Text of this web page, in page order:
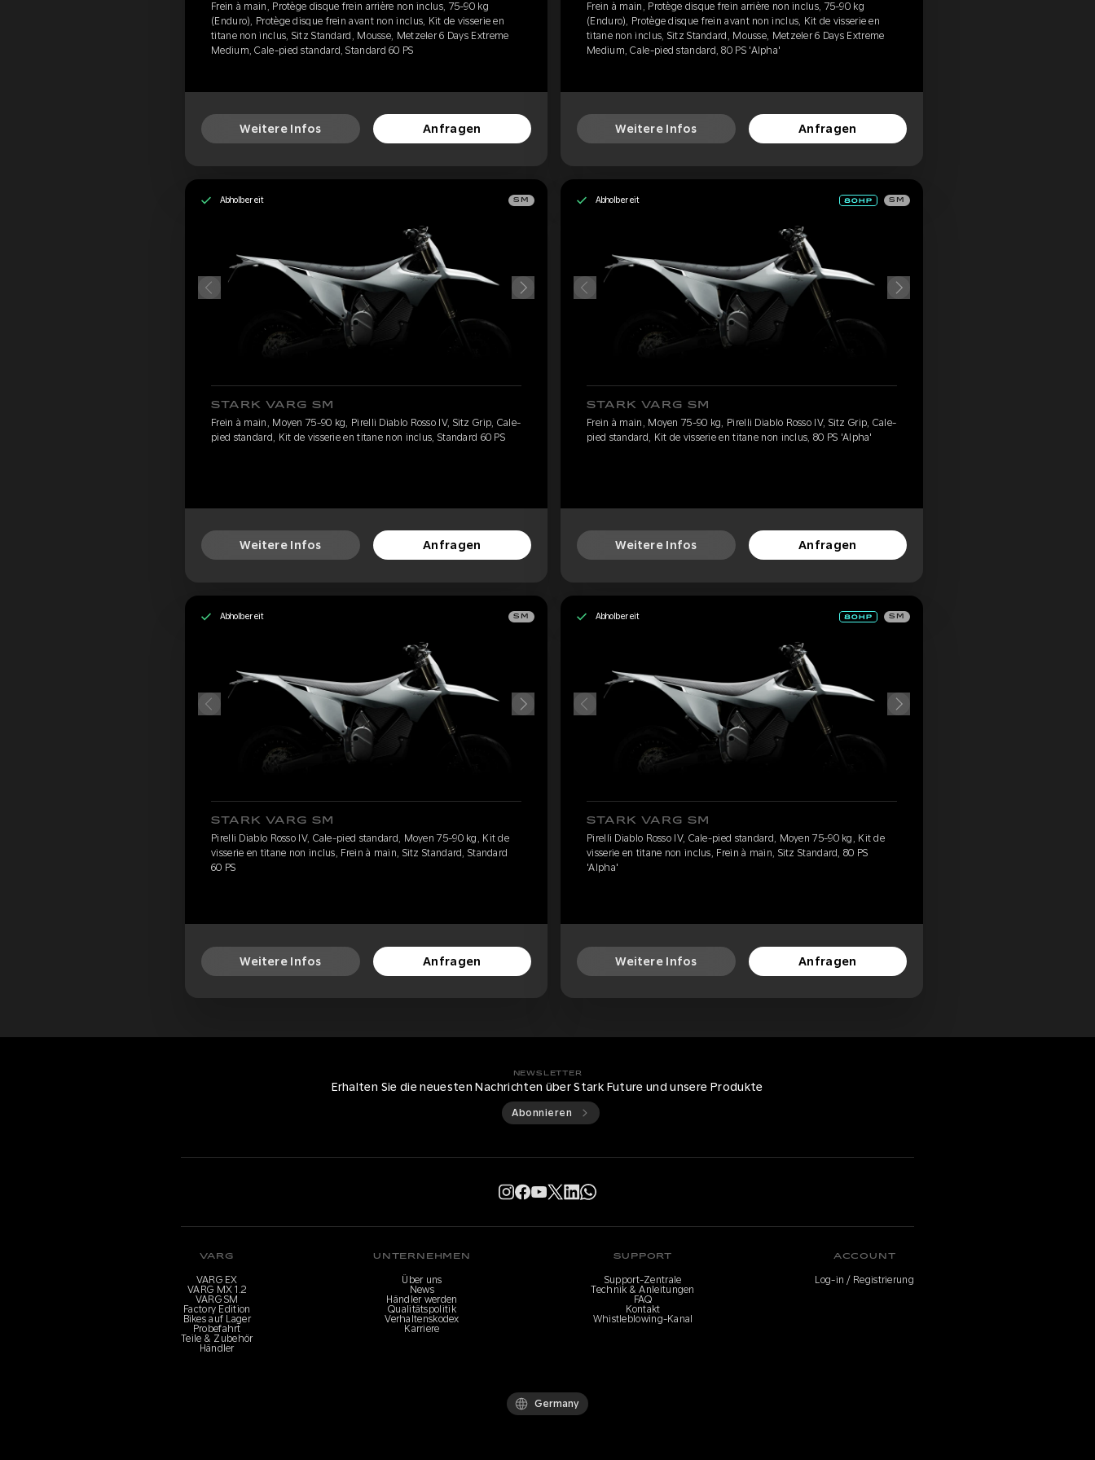
Frein à main, Protège disque frein arrière non inclus, 75-90 kg
(Enduro), Protège disque frein avant non inclus, Kit de visserie en
titane non inclus, Sitz Standard, Mousse, Metzeler 6 Days Extreme
Medium, Cale-pied standard, Standard 60 PS
Weitere Infos Anfragen
Frein à main, Protège disque frein arrière non inclus, 75-90 kg
(Enduro), Protège disque frein avant non inclus, Kit de visserie en
titane non inclus, Sitz Standard, Mousse, Metzeler 6 Days Extreme
Medium, Cale-pied standard, 80 PS 'Alpha'
Weitere Infos Anfragen
Abholbereit SM
STARK VARG SM
Frein à main, Moyen 75-90 kg, Pirelli Diablo Rosso IV, Sitz Grip, Cale-
pied standard, Kit de visserie en titane non inclus, Standard 60 PS
Weitere Infos Anfragen
Abholbereit SM
STARK VARG SM
Frein à main, Moyen 75-90 kg, Pirelli Diablo Rosso IV, Sitz Grip, Cale-
pied standard, Kit de visserie en titane non inclus, 80 PS 'Alpha'
Weitere Infos Anfragen
Abholbereit SM
STARK VARG SM
Pirelli Diablo Rosso IV, Cale-pied standard, Moyen 75-90 kg, Kit de
visserie en titane non inclus, Frein à main, Sitz Standard, Standard
60 PS
Weitere Infos Anfragen
Abholbereit SM
STARK VARG SM
Pirelli Diablo Rosso IV, Cale-pied standard, Moyen 75-90 kg, Kit de
visserie en titane non inclus, Frein à main, Sitz Standard, 80 PS
'Alpha'
Weitere Infos Anfragen
NEWSLETTER
Erhalten Sie die neuesten Nachrichten über Stark Future und unsere Produkte
Abonnieren
VARG
VARG EX
VARG MX 1.2
VARG SM
Factory Edition
Bikes auf Lager
Probefahrt
Teile & Zubehör
Händler
UNTERNEHMEN
Über uns
News
Händler werden
Qualitätspolitik
Verhaltenskodex
Karriere
SUPPORT
Support-Zentrale
Technik & Anleitungen
FAQ
Kontakt
Whistleblowing-Kanal
ACCOUNT
Log-in / Registrierung
Germany